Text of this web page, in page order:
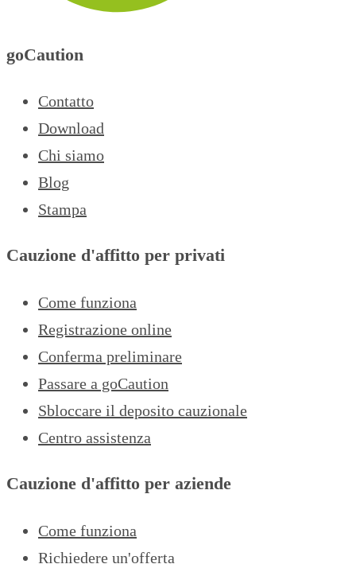
goCaution
Contatto
Download
Chi siamo
Blog
Stampa
Cauzione d'affitto per privati
Come funziona
Registrazione online
Conferma preliminare
Passare a goCaution
Sbloccare il deposito cauzionale
Centro assistenza
Cauzione d'affitto per aziende
Come funziona
Richiedere un'offerta